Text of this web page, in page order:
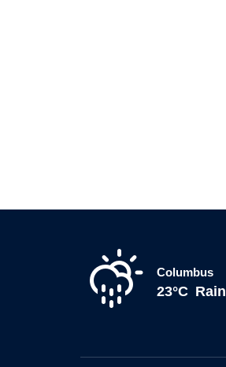
Columbus
23°C Rain